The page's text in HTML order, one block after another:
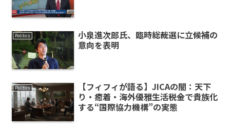
Politics
小泉進次郎氏、臨時総裁選に立候補の
意向を表明
Politics
【フィフィが語る】JICAの闇：天下
り・癒着・海外優雅生活――税金で貴族化
する“国際協力機構”の実態